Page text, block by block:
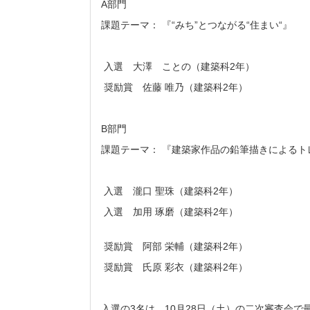
A部門
課題テーマ： 『“みち”とつながる“住まい“』
入選 大澤 ことの（建築科2年）
奨励賞 佐藤 唯乃（建築科2年）
B部門
課題テーマ： 『建築家作品の鉛筆描きによるト
入選 瀧口 聖珠（建築科2年）
入選 加用 琢磨（建築科2年）
奨励賞 阿部 栄輔（建築科2年）
奨励賞 氏原 彩衣（建築科2年）